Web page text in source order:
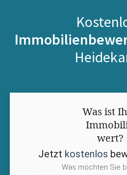
Was ist
wert?
Jetzt kostenlos
Was möchten Sie